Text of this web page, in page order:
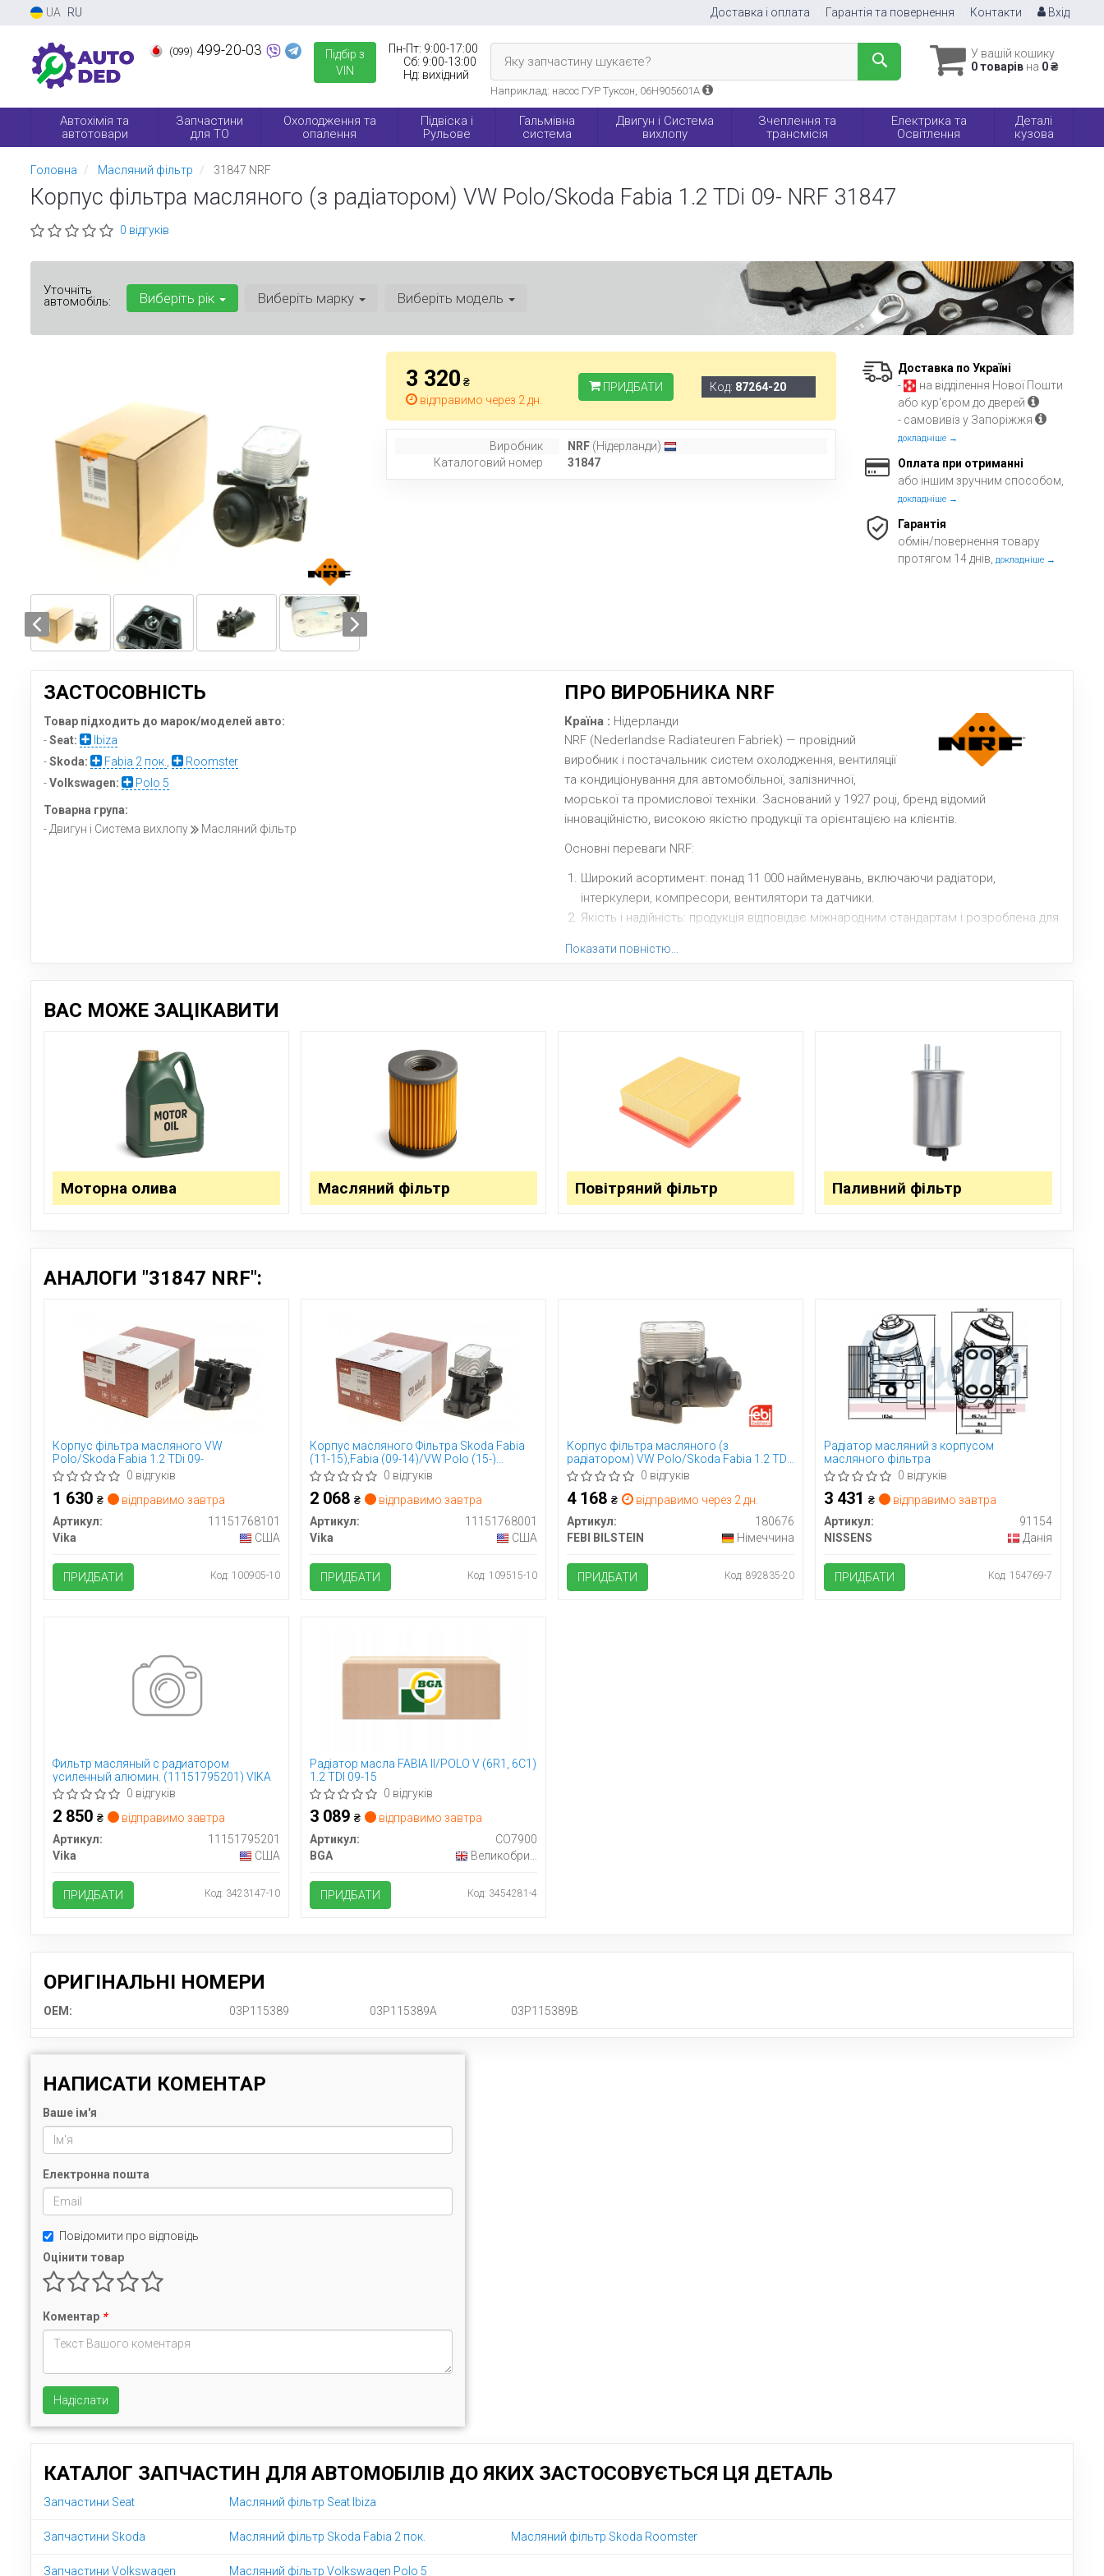
UA RU Доставка і оплата Гарантія та повернення Контакти Вхід
(099) 499-20-03
Підбір з
VIN
Пн-Пт: 9:00-17:00
Сб: 9:00-13:00
Нд: вихідний
У вашій кошику
0 товарів на 0 ₴
Яку запчастину шукаєте?
Наприклад: насос ГУР Туксон, 06H905601A
Автохімія та
автотовари
Запчастини
для ТО
Охолодження та
опалення
Підвіска і
Рульове
Гальмівна
система
Двигун і Система
вихлопу
Зчеплення та
трансмісія
Електрика та
Освітлення
Деталі
кузова
Головна Масляний фільтр 31847 NRF
Корпус фільтра масляного (з радіатором) VW Polo/Skoda Fabia 1.2 TDi 09- NRF 31847
0 відгуків
Уточніть
автомобіль: Виберіть рік Виберіть марку Виберіть модель
3 320 ₴
відправимо через 2 дн.
ПРИДБАТИ Код: 87264-20
Виробник NRF (Нідерланди)
Каталоговий номер
31847
Доставка по Україні
-
на відділення Нової Пошти
або кур'єром до дверей
- самовивіз у Запоріжжя
докладніше →
Оплата при отриманні
або іншим зручним способом,
докладніше →
Гарантія
обмін/повернення товару
протягом 14 днів,докладніше →
ЗАСТОСОВНІСТЬ
Товар підходить до марок/моделей авто:
-Seat:
Ibiza
-Skoda: Fabia 2 пок.
Roomster
-Volkswagen: Polo 5
Товарна група:
- Двигун і Система вихлопу
Масляний фільтр
ПРО ВИРОБНИКА NRF
Країна : Нідерланди
NRF (Nederlandse Radiateuren Fabriek) — провідний
виробник і постачальник систем охолодження, вентиляції
та кондиціонування для автомобільної, залізничної,
морської та промислової техніки. Заснований у 1927 році, бренд відомий
інноваційністю, високою якістю продукції та орієнтацією на клієнтів.
Основні переваги NRF:
Широкий асортимент: понад 11 000 найменувань, включаючи радіатори,
інтеркулери, компресори, вентилятори та датчики.
Якість і надійність: продукція відповідає міжнародним стандартам і розроблена для
Інноваційний підхід: впровадження 3D-дизайну та енергоефективних рішень.
NRF — ваш надійний партнер у сфері теплових систем, що забезпечує бездоганну
роботу техніки за будь-яких умов.
Показати повністю...
ВАС МОЖЕ ЗАЦІКАВИТИ
Моторна олива Масляний фільтр Повітряний фільтр Паливний фільтр
АНАЛОГИ "31847 NRF":
Корпус фільтра масляного VW
Polo/Skoda Fabia 1.2 TDi 09-
0 відгуків
1 630 ₴
відправимо завтра
Артикул:
11151768101
Vika
США
ПРИДБАТИ Код: 100905-10
Корпус масляного Фільтра Skoda Fabia
(11-15),Fabia (09-14)/VW Polo (15-)
(11151768001) VIKA
0 відгуків
2 068 ₴
відправимо завтра
Артикул:
11151768001
Vika
США
ПРИДБАТИ Код: 109515-10
Корпус фільтра масляного (з
радіатором) VW Polo/Skoda Fabia 1.2 TDi
09- FEBI BILSTEIN 180676
0 відгуків
4 168 ₴
відправимо через 2 дн.
Артикул:
180676
FEBI BILSTEIN
Німеччина
ПРИДБАТИ Код: 892835-20
Радіатор масляний з корпусом
масляного фільтра
0 відгуків
3 431₴
відправимо завтра
Артикул:
91154
NISSENS
Данія
ПРИДБАТИ Код: 154769-7
Фильтр масляный с радиатором
усиленный алюмин. (11151795201) VIKA
0 відгуків
2 850 ₴
відправимо завтра
Артикул:
11151795201
Vika
США
ПРИДБАТИ Код: 3423147-10
Радіатор масла FABIA II/POLO V (6R1, 6C1)
1.2 TDI 09-15
0 відгуків
3 089 ₴
відправимо завтра
Артикул:
CO7900
BGA
Великобританія
ПРИДБАТИ Код: 3454281-4
ОРИГІНАЛЬНІ НОМЕРИ
OEM: 03P115389 03P115389A 03P115389B
НАПИСАТИ КОМЕНТАР
Ваше ім'я
Електронна пошта
Повідомити про відповідь
Оцінити товар
Коментар *
Надіслати
КАТАЛОГ ЗАПЧАСТИН ДЛЯ АВТОМОБІЛІВ ДО ЯКИХ ЗАСТОСОВУЄТЬСЯ ЦЯ ДЕТАЛЬ
Запчастини Seat Масляний фільтр Seat Ibiza
Запчастини Skoda Масляний фільтр Skoda Fabia 2 пок. Масляний фільтр Skoda Roomster
Запчастини Volkswagen Масляний фільтр Volkswagen Polo 5